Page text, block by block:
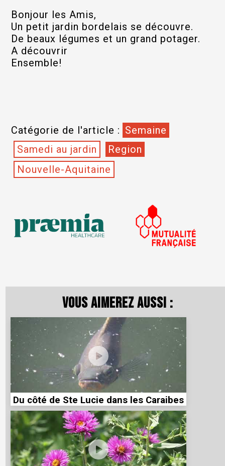
Bonjour les Amis,
Un petit jardin bordelais se découvre.
De beaux légumes et un grand potager.
A découvrir
Ensemble!
Catégorie de l'article : Semaine
Samedi au jardin
Region
Nouvelle-Aquitaine
Vous aimerez aussi :
Du côté de Ste Lucie dans les Caraibes